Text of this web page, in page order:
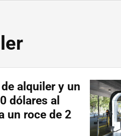
alquiler y un
dólares al
un roce de 2